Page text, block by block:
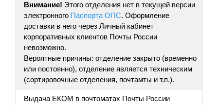
Внимание! Этого отделения нет в текущей версии
электронного Паспорта ОПС. Оформление
доставки в него через Личный кабинет
корпоративных клиентов Почты России
невозможно.
Вероятные причины: отделение закрыто (временно
или постоянно), отделение является техническим
(сортировочные отделения, почтамты и т.п.).
Выдача ЕКОМ в почтоматах Почты России